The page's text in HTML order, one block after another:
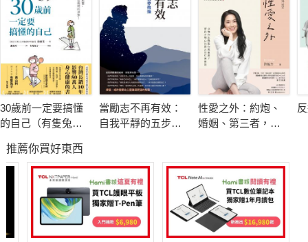
這本書是引介天使靈氣最好的工具。～劉玫萍
誠心向天使祈求，祂必回應我們天使靈氣無條件的愛。～顧婉青
藉由本書的分享，每一個人都能感受到天使的愛和神奇的療癒。
～陳瑩娟
看完感人至深的生命故事，我相信造物主會透過人間天使來傳遞
祂無所不在的愛。～張嘉佑
天使靈氣是我進行個案諮詢、協助調整身心靈平衡的好工具。～
30歲前一定要搞懂
的自己（有隻兔子
當勵志不再有效：
自我平靜的五步修
性愛之外：約炮、
婚姻、第三者，打
推薦你買好東西